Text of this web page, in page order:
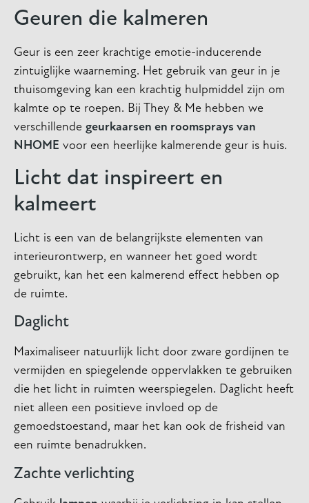
Geuren die kalmeren
Geur is een zeer krachtige emotie-inducerende
zintuiglijke waarneming. Het gebruik van geur in je
thuisomgeving kan een krachtig hulpmiddel zijn om
kalmte op te roepen. Bij They & Me hebben we
verschillende geurkaarsen en roomsprays van
NHOME voor een heerlijke kalmerende geur is huis.
Licht dat inspireert en
kalmeert
Licht is een van de belangrijkste elementen van
interieurontwerp, en wanneer het goed wordt
gebruikt, kan het een kalmerend effect hebben op
de ruimte.
Daglicht
Maximaliseer natuurlijk licht door zware gordijnen te
vermijden en spiegelende oppervlakken te gebruiken
die het licht in ruimten weerspiegelen. Daglicht heeft
niet alleen een positieve invloed op de
gemoedstoestand, maar het kan ook de frisheid van
een ruimte benadrukken.
Zachte verlichting